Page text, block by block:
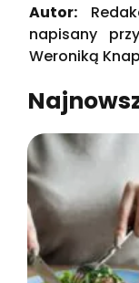
Autor:
napisany
Weroniką